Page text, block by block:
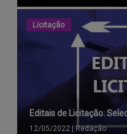
Licitação
Editais de Licitação:
12/05/2022 Redação